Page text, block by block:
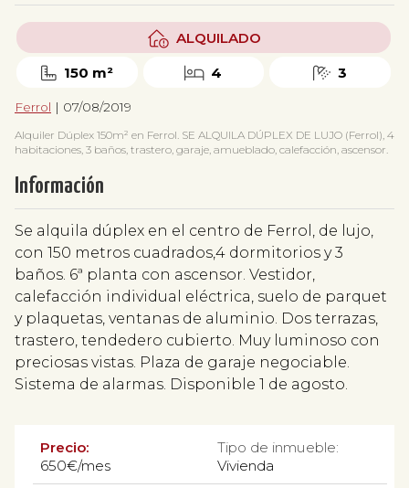
ALQUILADO
150 m² 4 3
Ferrol | 07/08/2019
Alquiler Dúplex 150m² en Ferrol. SE ALQUILA DÚPLEX DE LUJO (Ferrol), 4
habitaciones, 3 baños, trastero, garaje, amueblado, calefacción, ascensor.
Información
Se alquila dúplex en el centro de Ferrol, de lujo,
con 150 metros cuadrados,4 dormitorios y 3
baños. 6ª planta con ascensor. Vestidor,
calefacción individual eléctrica, suelo de parquet
y plaquetas, ventanas de aluminio. Dos terrazas,
trastero, tendedero cubierto. Muy luminoso con
preciosas vistas. Plaza de garaje negociable.
Sistema de alarmas. Disponible 1 de agosto.
Precio:
650€/mes
Tipo de inmueble:
Vivienda